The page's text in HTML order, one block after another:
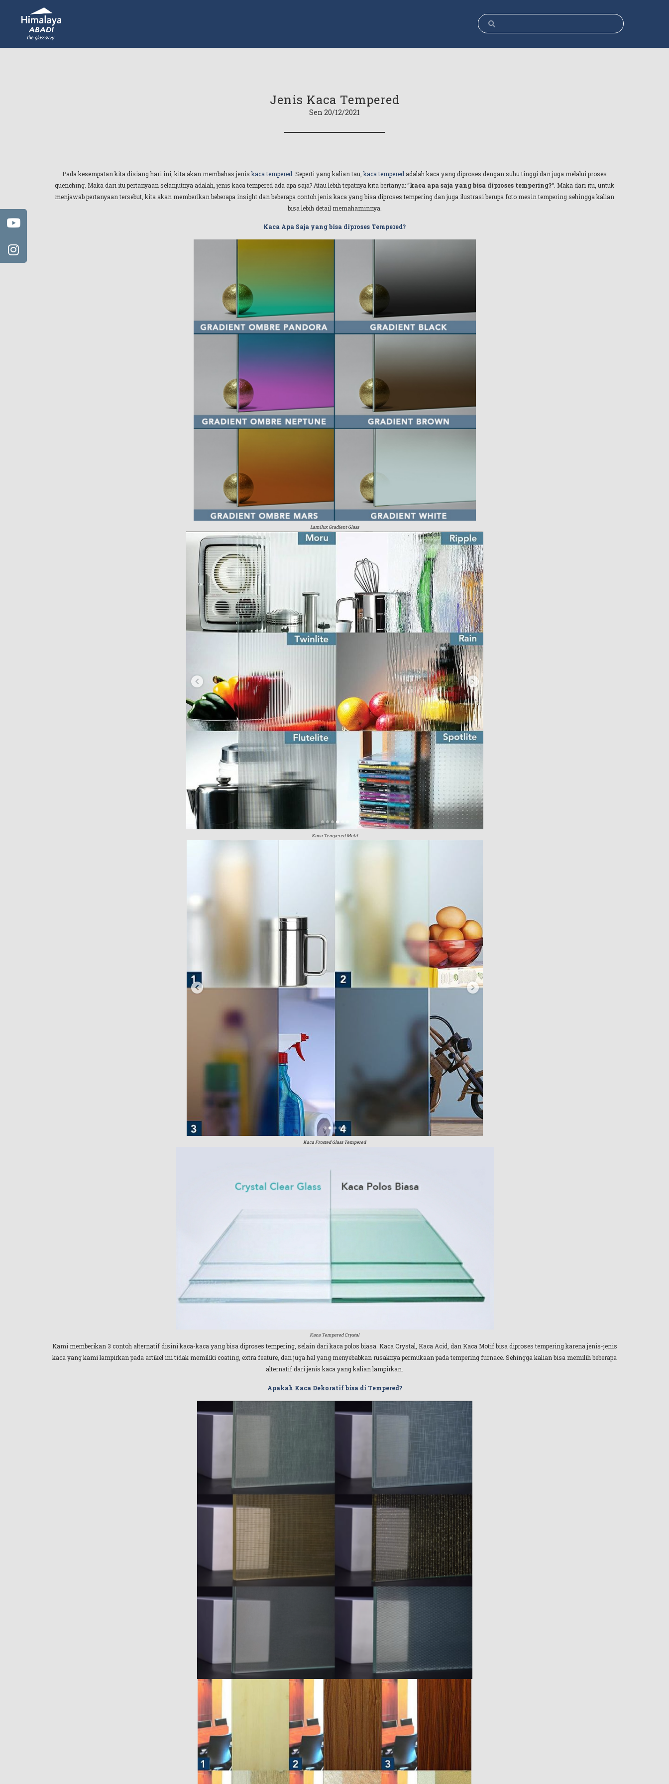
Jenis Kaca Tempered
Sen 20/12/2021
Pada kesempatan kita disiang hari ini, kita akan membahas jenis kaca tempered . Seperti yang kalian tau, kaca tempered adalah kaca yang diproses dengan suhu tinggi dan juga melalui proses
quenching. Maka dari itu pertanyaan selanjutnya adalah, jenis kaca tempered ada apa saja? Atau lebih tepatnya kita bertanya: “kaca apa saja yang bisa diproses tempering?“. Maka dari itu, untuk
menjawab pertanyaan tersebut, kita akan memberikan beberapa insight dan beberapa contoh jenis kaca yang bisa diproses tempering dan juga ilustrasi berupa foto mesin tempering sehingga kalian
bisa lebih detail memahaminnya.
Kaca Apa Saja yang bisa diproses Tempered?
Lamilux Gradient Glass
Kaca Tempered Motif
Kaca Frosted Glass Tempered
Kaca Tempered Crystal
Kami memberikan 3 contoh alternatif disini kaca-kaca yang bisa diproses tempering, selain dari kaca polos biasa. Kaca Crystal, Kaca Acid, dan Kaca Motif bisa diproses tempering karena jenis-jenis
kaca yang kami lampirkan pada artikel ini tidak memiliki coating, extra feature, dan juga hal yang menyebabkan rusaknya permukaan pada tempering furnace. Sehingga kalian bisa memilih beberapa
alternatif dari jenis kaca yang kalian lampirkan.
Apakah Kaca Dekoratif bisa di Tempered?